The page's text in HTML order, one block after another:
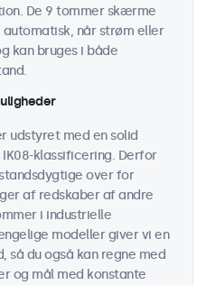
De 9 tommer skærme
når strøm eller
kan bruges i både
udstyret med en solid
klassificering. Derfor
over for
af redskaber af andre
i industrielle
modeller giver vi en
du også kan regne med
og mål med konstante